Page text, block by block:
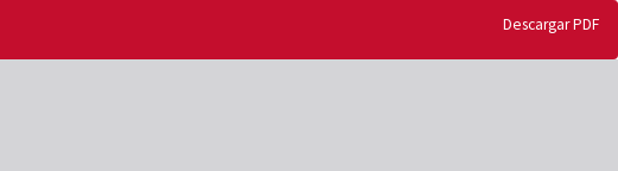
Descargar
Descargar PDF